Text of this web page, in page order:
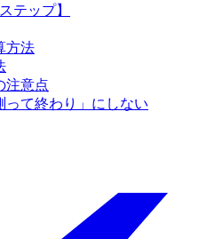
テップ】
方法
注意点
って終わり」にしない